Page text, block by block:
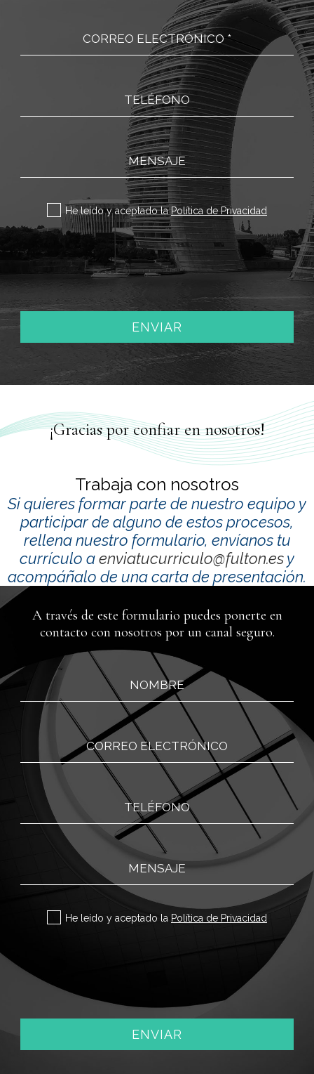
CORREO ELECTRÓNICO *
TELÉFONO
MENSAJE
SíHe leído y aceptado laPolítica de Privacidad
Por favor, deja este campo vacío.
Por favor, deja este campo vacío.
¡Gracias por confiar en nosotros!
Trabaja con nosotros
Si quieres formar parte de nuestro equipo y
participar de alguno de estos procesos,
rellena nuestro formulario, envíanos tu
currículo aenviatucurriculo@fulton.esy
acompáñalo de una carta de presentación.
A través de este formulario puedes ponerte en
contacto con nosotros por un canal seguro.
NOMBRE
CORREO ELECTRÓNICO
TELÉFONO
MENSAJE
SíHe leído y aceptado la Política de Privacidad
Por favor, deja este campo vacío.
Por favor, deja este campo vacío.